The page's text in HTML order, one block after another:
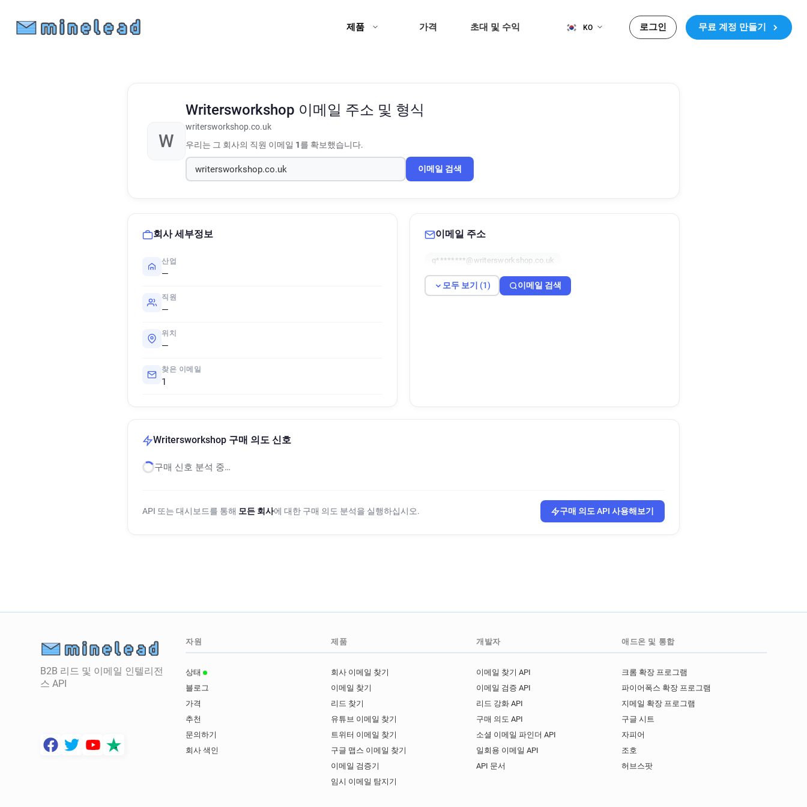
제품 가격 초대 및 수익 KO 로그인 무료 계정 만들기
W
Writersworkshop 이메일 주소 및 형식
writersworkshop.co.uk
우리는 그 회사의 직원 이메일 1를 확보했습니다.
이메일 검색
회사 세부정보
산업
—
직원
—
위치
—
찾은 이메일
1
이메일 주소
q********@writersworkshop.co.uk
모두 보기 (1) 이메일 검색
Writersworkshop 구매 의도 신호
구매 신호 분석 중…
API 또는 대시보드를 통해 모든 회사에 대한 구매 의도 분석을 실행하십시오. 구매 의도 API 사용해보기
B2B 리드 및 이메일 인텔리전
스 API
자원
상태
블로그
가격
추천
문의하기
회사 색인
제품
회사 이메일 찾기
이메일 찾기
리드 찾기
유튜브 이메일 찾기
트위터 이메일 찾기
구글 맵스 이메일 찾기
이메일 검증기
임시 이메일 탐지기
개발자
이메일 찾기 API
이메일 검증 API
리드 강화 API
구매 의도 API
소셜 이메일 파인더 API
일회용 이메일 API
API 문서
애드온 및 통합
크롬 확장 프로그램
파이어폭스 확장 프로그램
지메일 확장 프로그램
구글 시트
자피어
조호
허브스팟